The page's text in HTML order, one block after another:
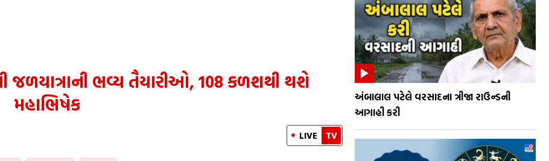
જળયાત્રાની ભવ્ય તૈયારીઓ, 108 કળશથી થશે
મહાભિષેક
LIVE TV
અંબાલાલ પટેલે વરસાદના ત્રીજા રાઉન્ડની
આગાહી કરી